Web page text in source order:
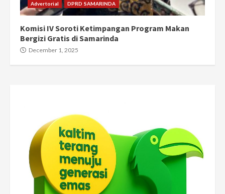
Advertorial DPRD SAMARINDA
Komisi IV Soroti Ketimpangan Program Makan
Bergizi Gratis di Samarinda
December 1, 2025